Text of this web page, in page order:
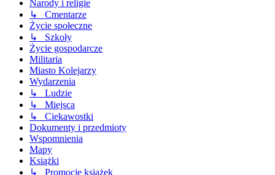
Narody i religie
↳ Cmentarze
Życie społeczne
↳ Szkoły
Życie gospodarcze
Militaria
Miasto Kolejarzy
Wydarzenia
↳ Ludzie
↳ Miejsca
↳ Ciekawostki
Dokumenty i przedmioty
Wspomnienia
Mapy
Książki
↳ Promocje książek